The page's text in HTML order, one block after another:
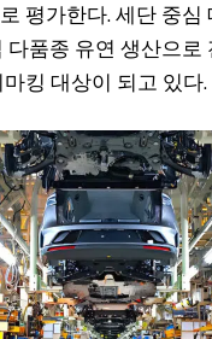
평가한다. 세단 중심
다품종 유연 생산으로
킹 대상이 되고 있다.